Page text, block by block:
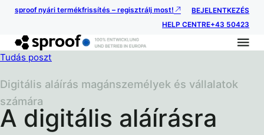
sproof nyári termékfrissítés – regisztrálj most!
BEJELENTKEZÉS
HELP CENTRE+43 50423
Tudás poszt
A digitális aláírásra
Digitális aláírás magánszemélyek és vállalatok
számára